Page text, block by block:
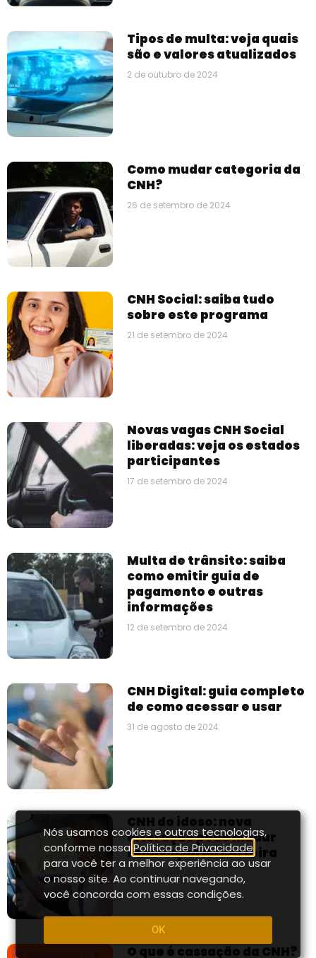
Tipos de multa: veja quais
são e valores atualizados
2 de outubro de 2024
Como mudar categoria da
CNH?
26 de setembro de 2024
CNH Social: saiba tudo
sobre este programa
21 de setembro de 2024
Novas vagas CNH Social
liberadas: veja os estados
participantes
17 de setembro de 2024
Multa de trânsito: saiba
como emitir guia de
pagamento e outras
informações
12 de setembro de 2024
CNH Digital: guia completo
de como acessar e usar
31 de agosto de 2024
CNH do idoso: nova
alteração pode mudar
renovação da carteira
31 de agosto de 2024
O que é cassação da CNH?
Nós usamos cookies e outras tecnologias,
conforme nossaPolítica de Privacidade,
para você ter a melhor experiência ao usar
o nosso site. Ao continuar navegando,
você concorda com essas condições.
OK